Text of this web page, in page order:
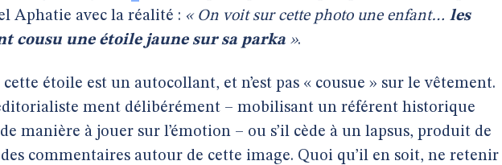
Aphatie avec la réalité : « On voit sur cette photo une enfant… les
cousu une étoile jaune sur sa parka ».
étoile est un autocollant, et n’est pas « cousue » sur le vêtement.
ment délibérément – mobilisant un référent historique
manière à jouer sur l’émotion – ou s’il cède à un lapsus, produit de
commentaires autour de cette image. Quoi qu’il en soit, ne retenir